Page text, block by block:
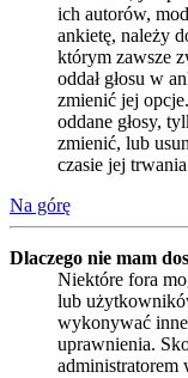
ich autorów,
ankietę, należy
którym zawsze
oddał głosu w
zmienić jej
oddane głosy,
zmienić, lub
czasie jej
Na górę
Dlaczego nie mam
Niektóre fora
lub
wykonywać
uprawnienia.
administratorem